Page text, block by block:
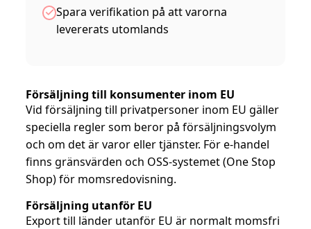
Spara verifikation på att varorna
levererats utomlands
Försäljning till konsumenter inom EU
Vid försäljning till privatpersoner inom EU gäller
speciella regler som beror på försäljningsvolym
och om det är varor eller tjänster. För e-handel
finns gränsvärden och OSS-systemet (One Stop
Shop) för momsredovisning.
Försäljning utanför EU
Export till länder utanför EU är normalt momsfri